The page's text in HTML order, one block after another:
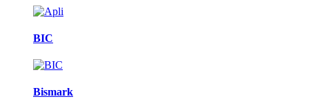
BIC
Bismark